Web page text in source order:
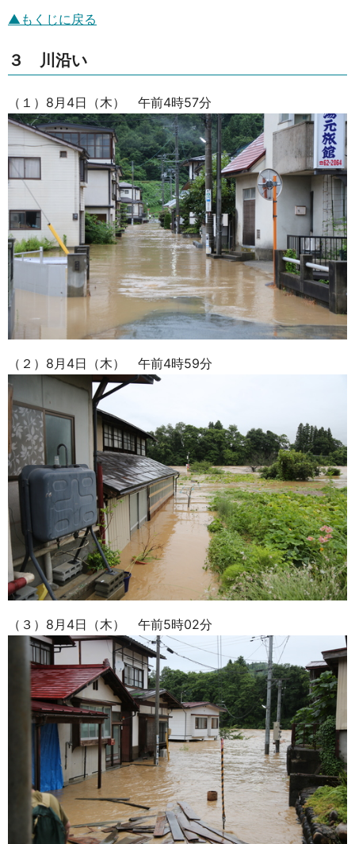
▲もくじに戻る
３ 川沿い
（１）8月4日（木） 午前4時57分
（２）8月4日（木） 午前4時59分
（３）8月4日（木） 午前5時02分